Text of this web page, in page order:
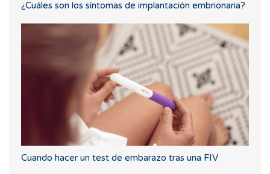
¿Cuáles son los síntomas de implantación embrionaria?
Cuando hacer un test de embarazo tras una FIV